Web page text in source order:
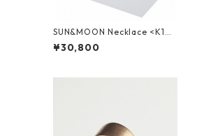
SUN&MOON Necklace <K10
x SV>
¥30,800